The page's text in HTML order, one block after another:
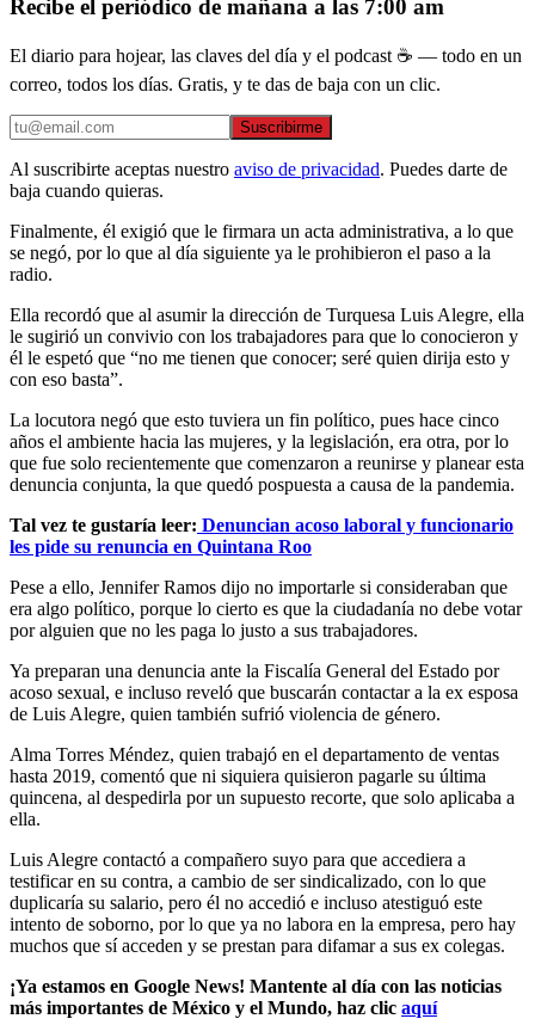
Recibe el periódico de mañana a las 7:00 am
El diario para hojear, las claves del día y el podcast ☕ — todo en un
correo, todos los días. Gratis, y te das de baja con un clic.
Suscribirme
Al suscribirte aceptas nuestro aviso de privacidad. Puedes darte de
baja cuando quieras.
Finalmente, él exigió que le firmara un acta administrativa, a lo que
se negó, por lo que al día siguiente ya le prohibieron el paso a la
radio.
Ella recordó que al asumir la dirección de Turquesa Luis Alegre, ella
le sugirió un convivio con los trabajadores para que lo conocieron y
él le espetó que “no me tienen que conocer; seré quien dirija esto y
con eso basta”.
La locutora negó que esto tuviera un fin político, pues hace cinco
años el ambiente hacia las mujeres, y la legislación, era otra, por lo
que fue solo recientemente que comenzaron a reunirse y planear esta
denuncia conjunta, la que quedó pospuesta a causa de la pandemia.
Tal vez te gustaría leer: Denuncian acoso laboral y funcionario
les pide su renuncia en Quintana Roo
Pese a ello, Jennifer Ramos dijo no importarle si consideraban que
era algo político, porque lo cierto es que la ciudadanía no debe votar
por alguien que no les paga lo justo a sus trabajadores.
Ya preparan una denuncia ante la Fiscalía General del Estado por
acoso sexual, e incluso reveló que buscarán contactar a la ex esposa
de Luis Alegre, quien también sufrió violencia de género.
Alma Torres Méndez, quien trabajó en el departamento de ventas
hasta 2019, comentó que ni siquiera quisieron pagarle su última
quincena, al despedirla por un supuesto recorte, que solo aplicaba a
ella.
Luis Alegre contactó a compañero suyo para que accediera a
testificar en su contra, a cambio de ser sindicalizado, con lo que
duplicaría su salario, pero él no accedió e incluso atestiguó este
intento de soborno, por lo que ya no labora en la empresa, pero hay
muchos que sí acceden y se prestan para difamar a sus ex colegas.
¡Ya estamos en Google News! Mantente al día con las noticias
más importantes de México y el Mundo, haz clic aquí